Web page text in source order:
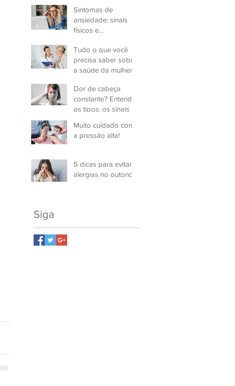
Sintomas de
ansiedade: sinais
físicos e
Tudo o que você
precisa saber sobre
a saúde da mulher
Dor de cabeça
constante? Entenda
os tipos, os sinais e
Muito cuidado com
a pressão alta!
5 dicas para evitar
alergias no outono
Siga